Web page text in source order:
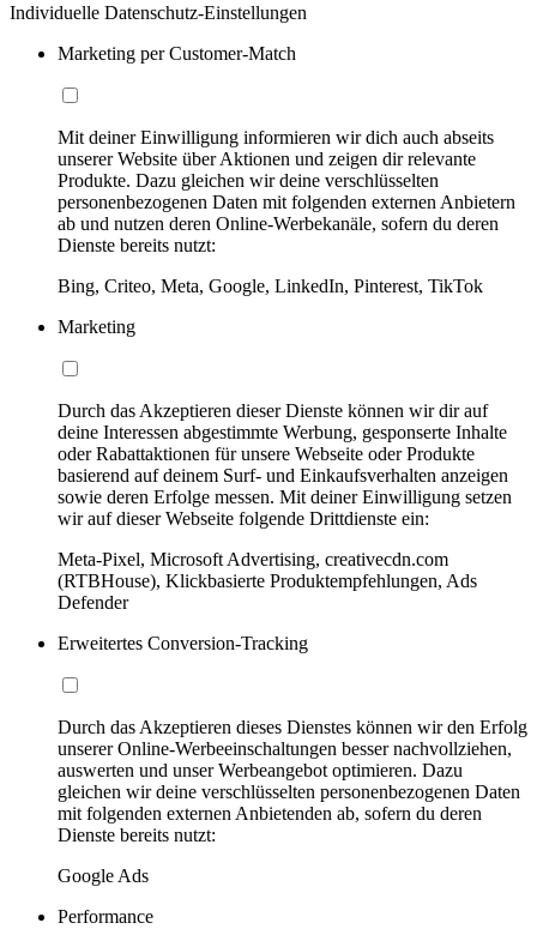
Individuelle Datenschutz-Einstellungen
Marketing per Customer-Match
Mit deiner Einwilligung informieren wir dich auch abseits
unserer Website über Aktionen und zeigen dir relevante
Produkte. Dazu gleichen wir deine verschlüsselten
personenbezogenen Daten mit folgenden externen Anbietern
ab und nutzen deren Online-Werbekanäle, sofern du deren
Dienste bereits nutzt:
Bing, Criteo, Meta, Google, LinkedIn, Pinterest, TikTok
Marketing
Durch das Akzeptieren dieser Dienste können wir dir auf
deine Interessen abgestimmte Werbung, gesponserte Inhalte
oder Rabattaktionen für unsere Webseite oder Produkte
basierend auf deinem Surf- und Einkaufsverhalten anzeigen
sowie deren Erfolge messen. Mit deiner Einwilligung setzen
wir auf dieser Webseite folgende Drittdienste ein:
Meta-Pixel, Microsoft Advertising, creativecdn.com
(RTBHouse), Klickbasierte Produktempfehlungen, Ads
Defender
Erweitertes Conversion-Tracking
Durch das Akzeptieren dieses Dienstes können wir den Erfolg
unserer Online-Werbeeinschaltungen besser nachvollziehen,
auswerten und unser Werbeangebot optimieren. Dazu
gleichen wir deine verschlüsselten personenbezogenen Daten
mit folgenden externen Anbietenden ab, sofern du deren
Dienste bereits nutzt:
Google Ads
Performance